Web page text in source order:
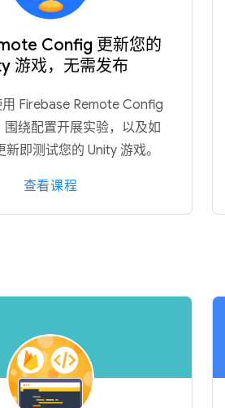
Config 更新您的
游戏，无需发布
Firebase Remote Config
围绕配置开展实验，以及如
即测试您的 Unity 游戏。
查看课程